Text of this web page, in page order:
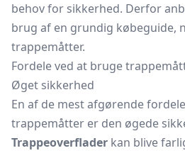
behov for sikkerhed. Derfor
brug af en grundig købeguide,
trappemåtter.
Fordele ved at bruge
Øget sikkerhed
En af de mest afgørende
trappemåtter er den øgede
Trappeoverflader kan blive